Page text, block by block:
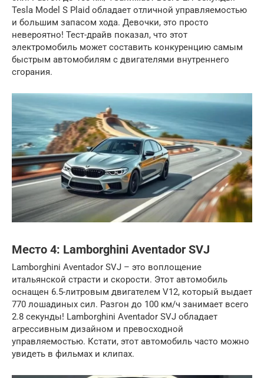
Tesla Model S Plaid обладает отличной управляемостью
и большим запасом хода. Девочки, это просто
невероятно! Тест-драйв показал, что этот
электромобиль может составить конкуренцию самым
быстрым автомобилям с двигателями внутреннего
сгорания.
Место 4: Lamborghini Aventador SVJ
Lamborghini Aventador SVJ – это воплощение
итальянской страсти и скорости. Этот автомобиль
оснащен 6.5-литровым двигателем V12, который выдает
770 лошадиных сил. Разгон до 100 км/ч занимает всего
2.8 секунды! Lamborghini Aventador SVJ обладает
агрессивным дизайном и превосходной
управляемостью. Кстати, этот автомобиль часто можно
увидеть в фильмах и клипах.